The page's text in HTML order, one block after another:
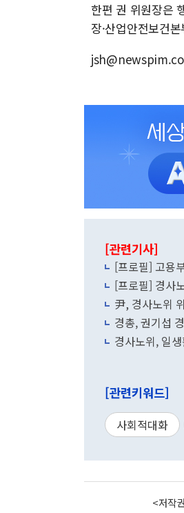
한편 권 위원장은
장·산업안전보건
[관련기사]
[프로필] 고용
[프로필] 경사
尹, 경사노위
경총, 권기섭
경사노위, 일
[관련키워드]
사회적대화
<저작